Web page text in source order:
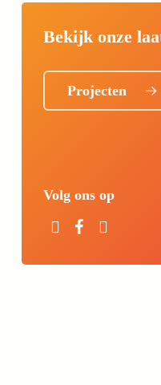
Bekijk onze
Projecten
Volg ons op